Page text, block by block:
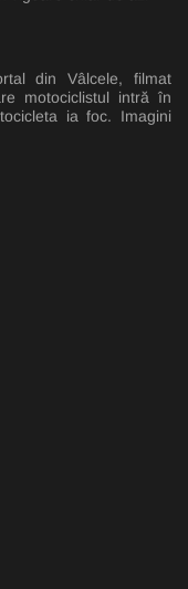
din Vâlcele, filmat
motociclistul intră în
ia foc. Imagini